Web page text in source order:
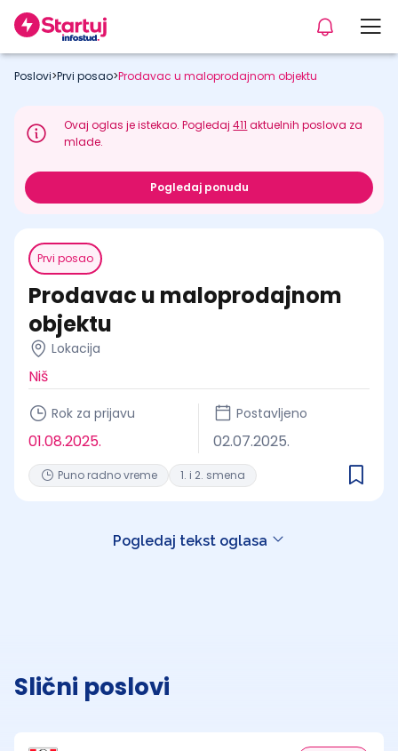
Poslovi>Prvi posao>Prodavac u maloprodajnom objektu
Ovaj oglas je istekao. Pogledaj411 aktuelnih poslova za
mlade.
Pogledaj ponudu
Prvi posao
Prodavac u maloprodajnom
objektu
Lokacija
Niš
Rok za prijavu
01.08.2025.
Postavljeno
02.07.2025.
Puno radno vreme 1. i 2. smena
Pogledaj tekst oglasa
Slični poslovi